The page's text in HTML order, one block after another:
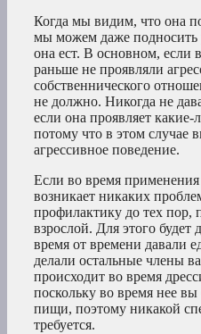
Когда мы видим, что она
мы можем даже подносить
она ест. В основном, если
раньше не проявляли
собственнического
не должно. Никогда не
если она проявляет какие-
потому что в этом случае
агрессивное поведение.
Если во время
возникает никаких
профилактику до тех пор,
взрослой. Для этого будет
время от времени давали
делали остальные члены
происходит во время
поскольку во время нее вы
пищи, поэтому никакой
требуется.